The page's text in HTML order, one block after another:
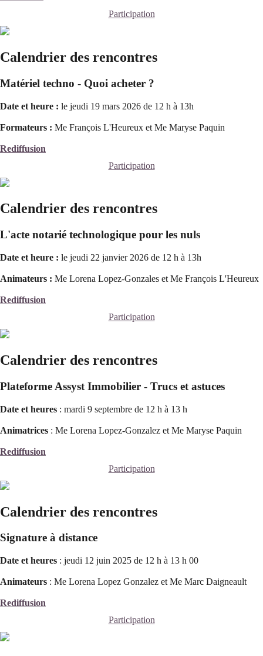
Participation
Calendrier des rencontres
Matériel techno - Quoi acheter ?
Date et heure : le jeudi 19 mars 2026 de 12 h à 13h
Formateurs : Me François L'Heureux et Me Maryse Paquin
Rediffusion
Participation
Calendrier des rencontres
L'acte notarié technologique pour les nuls
Date et heure : le jeudi 22 janvier 2026 de 12 h à 13h
Animateurs : Me Lorena Lopez-Gonzales et Me François L'Heureux
Rediffusion
Participation
Calendrier des rencontres
Plateforme Assyst Immobilier - Trucs et astuces
Date et heures : mardi 9 septembre de 12 h à 13 h
Animatrices : Me Lorena Lopez-Gonzalez et Me Maryse Paquin
Rediffusion
Participation
Calendrier des rencontres
Signature à distance
Date et heures : jeudi 12 juin 2025 de 12 h à 13 h 00
Animateurs : Me Lorena Lopez Gonzalez et Me Marc Daigneault
Rediffusion
Participation